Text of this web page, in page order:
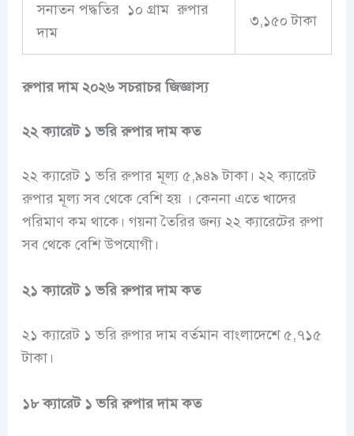
সনাতন পদ্ধতির ১০ গ্রাম রুপার
দাম
৩,১৫০ টাকা
রুপার দাম ২০২৬ সচরাচর জিজ্ঞাস্য
২২ ক্যারেট ১ ভরি রুপার দাম কত
২২ ক্যারেট ১ ভরি রুপার মূল্য ৫,৯৪৯ টাকা। ২২ ক্যারেট
রুপার মূল্য সব থেকে বেশি হয় । কেননা এতে খাদের
পরিমাণ কম থাকে। গয়না তৈরির জন্য ২২ ক্যারেটের রুপা
সব থেকে বেশি উপযোগী।
২১ ক্যারেট ১ ভরি রুপার দাম কত
২১ ক্যারেট ১ ভরি রুপার দাম বর্তমান বাংলাদেশে ৫,৭১৫
টাকা।
১৮ ক্যারেট ১ ভরি রুপার দাম কত